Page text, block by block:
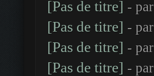
[Pas de titre] - par
[Pas de titre] - par
[Pas de titre] - par
[Pas de titre] - par